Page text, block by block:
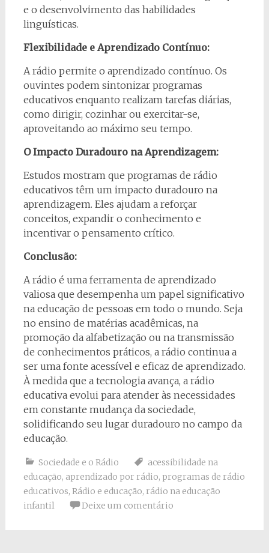
e o desenvolvimento das habilidades
linguísticas.
Flexibilidade e Aprendizado Contínuo:
A rádio permite o aprendizado contínuo. Os
ouvintes podem sintonizar programas
educativos enquanto realizam tarefas diárias,
como dirigir, cozinhar ou exercitar-se,
aproveitando ao máximo seu tempo.
O Impacto Duradouro na Aprendizagem:
Estudos mostram que programas de rádio
educativos têm um impacto duradouro na
aprendizagem. Eles ajudam a reforçar
conceitos, expandir o conhecimento e
incentivar o pensamento crítico.
Conclusão:
A rádio é uma ferramenta de aprendizado
valiosa que desempenha um papel significativo
na educação de pessoas em todo o mundo. Seja
no ensino de matérias acadêmicas, na
promoção da alfabetização ou na transmissão
de conhecimentos práticos, a rádio continua a
ser uma fonte acessível e eficaz de aprendizado.
À medida que a tecnologia avança, a rádio
educativa evolui para atender às necessidades
em constante mudança da sociedade,
solidificando seu lugar duradouro no campo da
educação.
Sociedade e o Rádio
acessibilidade na
educação, aprendizado por rádio, programas de rádio
educativos, Rádio e educação, rádio na educação
infantil
Deixe um comentário